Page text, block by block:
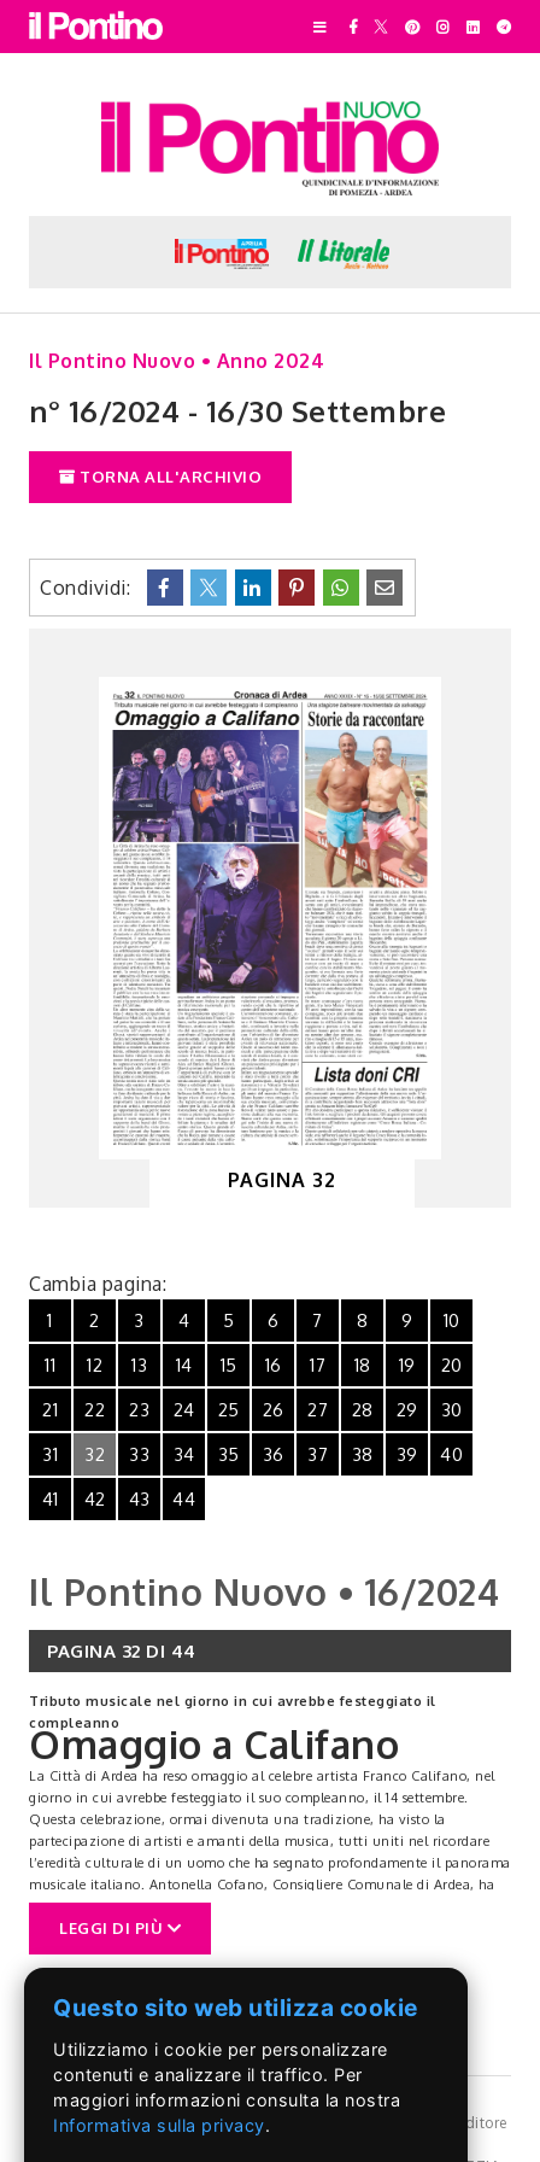
Il Pontino Nuovo • Anno 2024
n° 16/2024 - 16/30 Settembre
TORNA ALL'ARCHIVIO
Condividi:
PAGINA 32
Cambia pagina:
1 2 3 4 5 6 7 8 9
10
11
12 13 14 15 16 17 18 19
20
21
22 23 24 25 26 27 28 29
30
31
32 33 34 35 36 37 38 39
40
41
42 43 44
Il Pontino Nuovo • 16/2024
PAGINA 32 DI 44
Tributo musicale nel giorno in cui avrebbe festeggiato il
compleanno
Omaggio a Califano
La Città di Ardea ha reso omaggio al celebre artista Franco Califano, nel
giorno in cui avrebbe festeggiato il suo compleanno, il 14 settembre.
Questa celebrazione, ormai divenuta una tradizione, ha visto la
partecipazione di artisti e amanti della musica, tutti uniti nel ricordare
l’eredità culturale di un uomo che ha segnato profondamente il panorama
musicale italiano. Antonella Cofano, Consigliere Comunale di Ardea, ha
sottolineato l’importanza dell’evento per la comunità.
“Franco Califano – ha detto la Cofano -, riposa nella nostra città, e
Cultura del Comune di Ardea, guidato da Barbara Assaiante e dal Sindaco
successo di questo evento”.
Califano tra i cittadini e i tanti fan accorsi per l’occasione. Sotto la
direzione artistica di Alberto Laurenti, la serata ha preso vita in
un’atmosfera di festa e nostalgia, con esibizioni emozionanti da parte di
talentuosi musicisti. Tra questi, Nadia Natali ha incantato il pubblico con
LEGGI DI PIÙ
©Il Pontino- Reg, Trib. Roma n.399/86 - Angelo Capriotti Editore
Questo sito web utilizza cookie
Utilizziamo i cookie per personalizzare
contenuti e analizzare il traffico. Per
maggiori informazioni consulta la nostra
Informativa sulla privacy.